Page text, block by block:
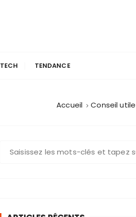
TECH TENDANCE
Accueil Conseil utile